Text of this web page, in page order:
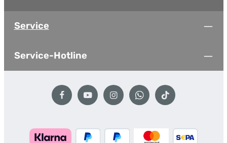
Service
Service-Hotline